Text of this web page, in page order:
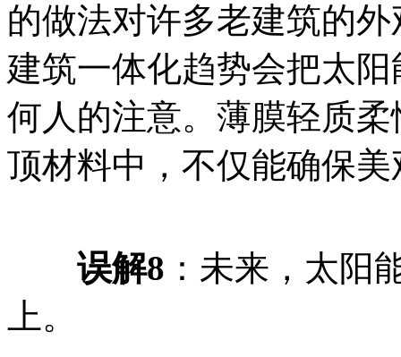
的做法对许多老建筑的
建筑一体化趋势会把太
何人的注意。薄膜轻质
顶材料中，不仅能确保
误解8 ：未来，太阳
上。